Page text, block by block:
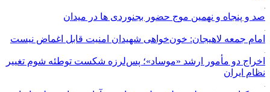
صد و پنجاه و نهمین موج حضور بجنوردی ها در میدان
امام جمعه لاهیجان: خون‌خواهی شهیدان امنیت قابل اغماض نیست
اخراج دو مأمور ارشد «موساد»؛ پس‌لرزه شکست توطئه شوم تغییر
نظام ایران